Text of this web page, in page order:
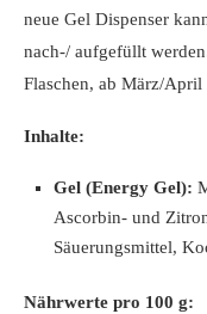
neue Gel Dispenser
nach-/ aufgefüllt
Flaschen, ab März/
Inhalte:
Gel (Energy Gel):
Ascorbin- und
Säuerungsmittel,
Nährwerte pro 100 g: